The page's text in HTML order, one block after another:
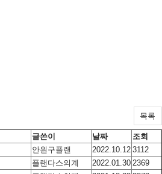
목록
글쓴이 날짜
조회
안원구플랜
2022.10.12 3112
플랜다스의계
2022.01.30 2369